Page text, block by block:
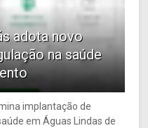
adota novo
na saúde
implantação de
em Águas Lindas de